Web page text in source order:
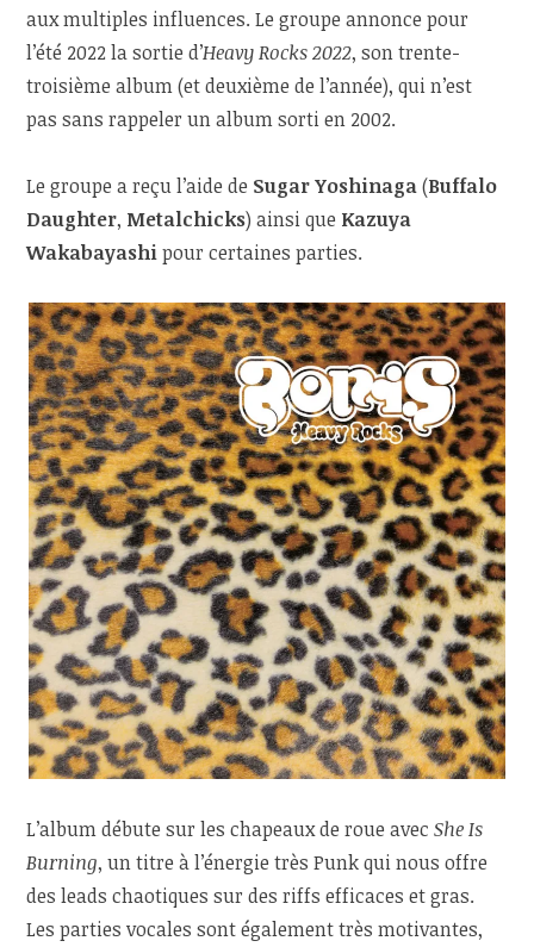
aux multiples influences. Le groupe annonce pour
l’été 2022 la sortie d’Heavy Rocks 2022, son trente-
troisième album (et deuxième de l’année), qui n’est
pas sans rappeler un album sorti en 2002.
Le groupe a reçu l’aide de Sugar Yoshinaga(Buffalo
Daughter, Metalchicks) ainsi que Kazuya
Wakabayashipour certaines parties.
L’album débute sur les chapeaux de roue avecShe Is
Burning, un titre à l’énergie très Punk qui nous offre
des leads chaotiques sur des riffs efficaces et gras.
Les parties vocales sont également très motivantes,